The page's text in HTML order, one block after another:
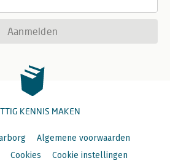
Aanmelden
KENNIS MAKEN
Algemene voorwaarden
Cookies
Cookie instellingen